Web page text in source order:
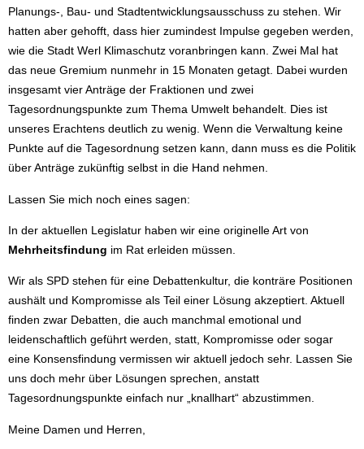
Planungs-, Bau- und Stadtentwicklungsausschuss zu stehen. Wir
hatten aber gehofft, dass hier zumindest Impulse gegeben werden,
wie die Stadt Werl Klimaschutz voranbringen kann. Zwei Mal hat
das neue Gremium nunmehr in 15 Monaten getagt. Dabei wurden
insgesamt vier Anträge der Fraktionen und zwei
Tagesordnungspunkte zum Thema Umwelt behandelt. Dies ist
unseres Erachtens deutlich zu wenig. Wenn die Verwaltung keine
Punkte auf die Tagesordnung setzen kann, dann muss es die Politik
über Anträge zukünftig selbst in die Hand nehmen.
Lassen Sie mich noch eines sagen:
In der aktuellen Legislatur haben wir eine originelle Art von
Mehrheitsfindung im Rat erleiden müssen.
Wir als SPD stehen für eine Debattenkultur, die konträre Positionen
aushält und Kompromisse als Teil einer Lösung akzeptiert. Aktuell
finden zwar Debatten, die auch manchmal emotional und
leidenschaftlich geführt werden, statt, Kompromisse oder sogar
eine Konsensfindung vermissen wir aktuell jedoch sehr. Lassen Sie
uns doch mehr über Lösungen sprechen, anstatt
Tagesordnungspunkte einfach nur „knallhart“ abzustimmen.
Meine Damen und Herren,